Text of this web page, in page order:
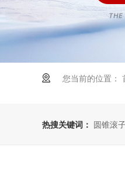
您当前的位置：
热搜关键词： 圆锥滚